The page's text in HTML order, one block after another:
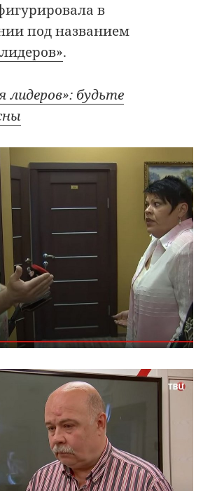
в
под названием
.
лидеров»: будьте